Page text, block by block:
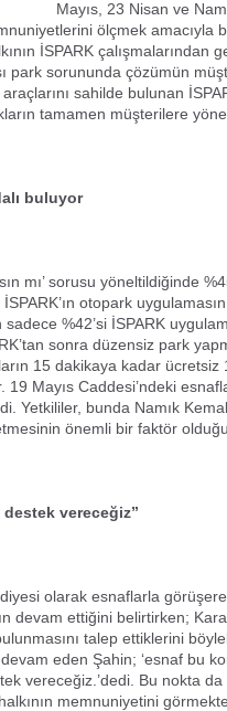
Mayıs, 23 Nisan ve
ölçmek amacıyla
İSPARK çalışmalarından
park sorununda çözümün
sahilde bulunan
tamamen müşterilere
buluyor
mı’ sorusu yöneltildiğinde
İSPARK’ın otopark
%42’si İSPARK
sonra düzensiz park
15 dakikaya kadar ücretsiz
Mayıs Caddesi’ndeki
Yetkililer, bunda Namık
önemli bir faktör
vereceğiz”
olarak esnaflarla
devam ettiğini belirtirken;
talep ettiklerini
eden Şahin; ‘esnaf bu
vereceğiz.’dedi. Bu nokta da
memnuniyetini